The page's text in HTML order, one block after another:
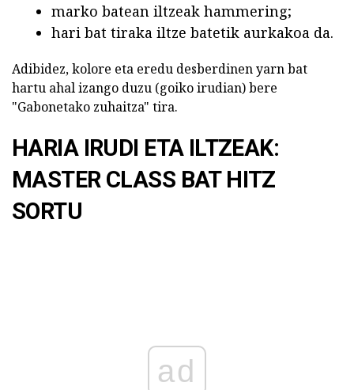
marko batean iltzeak hammering;
hari bat tiraka iltze batetik aurkakoa da.
Adibidez, kolore eta eredu desberdinen yarn bat
hartu ahal izango duzu (goiko irudian) bere
"Gabonetako zuhaitza" tira.
HARIA IRUDI ETA ILTZEAK:
MASTER CLASS BAT HITZ
SORTU
ad